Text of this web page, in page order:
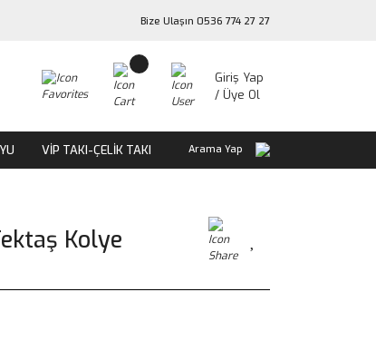
Bize Ulaşın 0536 774 27 27
Giriş Yap
/ Üye Ol
VİP TAKI-ÇELİK TAKI Arama Yap
Kolye